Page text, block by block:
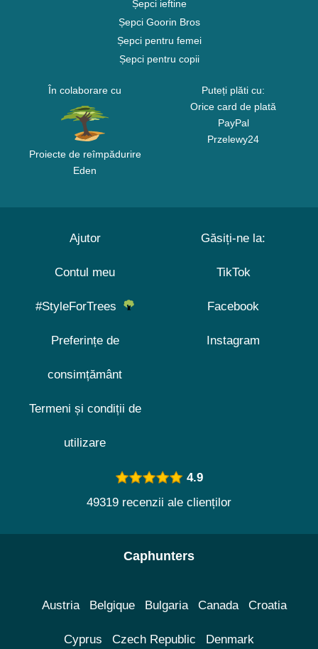
Șepci ieftine
Șepci Goorin Bros
Șepci pentru femei
Șepci pentru copii
În colaborare cu
Proiecte de reîmpădurire
Eden
Puteți plăti cu:
Orice card de plată
PayPal
Przelewy24
Ajutor
Contul meu
#StyleForTrees
Preferințe de
consimțământ
Termeni și condiții de
utilizare
Găsiți-ne la:
TikTok
Facebook
Instagram
4.9
49319 recenzii ale clienților
Caphunters
Austria Belgique Bulgaria Canada Croatia
Cyprus Czech Republic Denmark